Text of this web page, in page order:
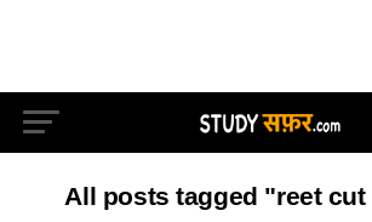
All posts tagged "reet cut